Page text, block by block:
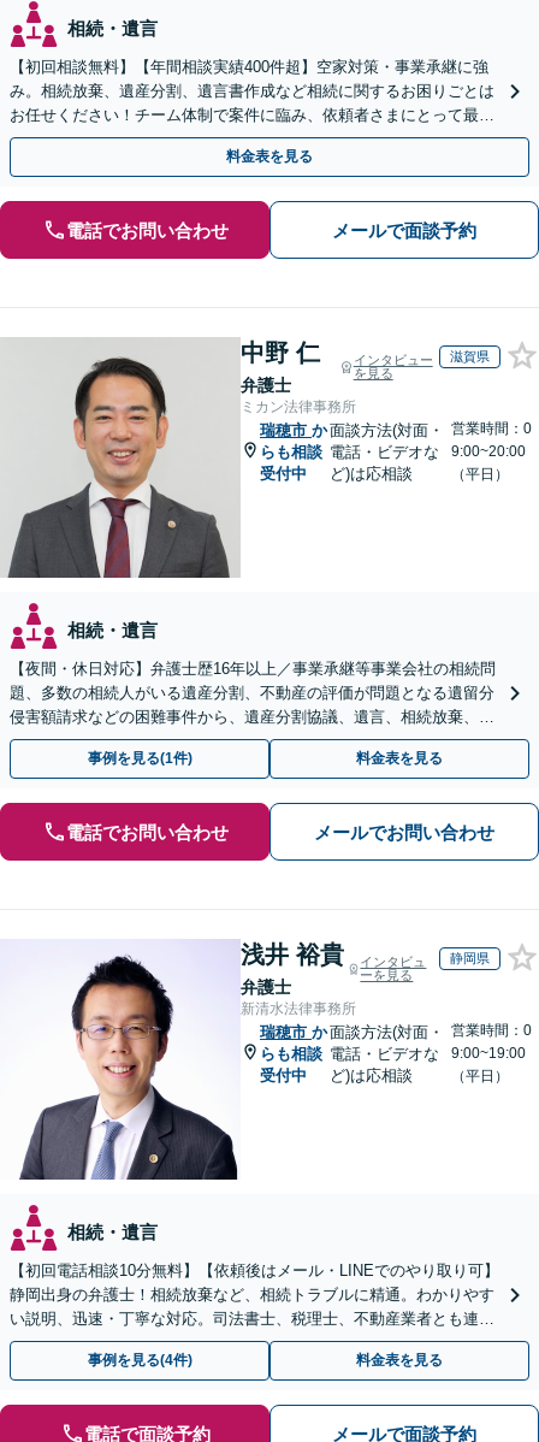
相続・遺言
【初回相談無料】【年間相談実績400件超】空家対策・事業承継に強
み。相続放棄、遺産分割、遺言書作成など相続に関するお困りごとは
お任せください！チーム体制で案件に臨み、依頼者さまにとって最善
の解決を目指します【堅田駅4分】【無料駐車場あり】
料金表を見る
電話でお問い合わせ メールで面談予約
中野 仁
弁護士
インタビュー
を見る
滋賀県
ミカン法律事務所
瑞穂市 か
らも相談
受付中
面談方法(対面・
電話・ビデオな
ど)は応相談
営業時間：0
9:00~20:00
（平日）
相続・遺言
【夜間・休日対応】弁護士歴16年以上／事業承継等事業会社の相続問
題、多数の相続人がいる遺産分割、不動産の評価が問題となる遺留分
侵害額請求などの困難事件から、遺産分割協議、遺言、相続放棄、使
途不明金の調査まで、全般の経験豊富【JR草津駅2分】
事例を見る(1件) 料金表を見る
電話でお問い合わせ メールでお問い合わせ
浅井 裕貴
弁護士
インタビュ
ーを見る
静岡県
新清水法律事務所
瑞穂市 か
らも相談
受付中
面談方法(対面・
電話・ビデオな
ど)は応相談
営業時間：0
9:00~19:00
（平日）
相続・遺言
【初回電話相談10分無料】【依頼後はメール・LINEでのやり取り可】
静岡出身の弁護士！相続放棄など、相続トラブルに精通。わかりやす
い説明、迅速・丁寧な対応。司法書士、税理士、不動産業者とも連携
し、遺産相続をトータルサポート【完全個室相談】
事例を見る(4件) 料金表を見る
電話で面談予約 メールで面談予約